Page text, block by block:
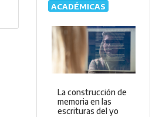
ACADÉMICAS
La construcción de
memoria en las
escrituras del yo